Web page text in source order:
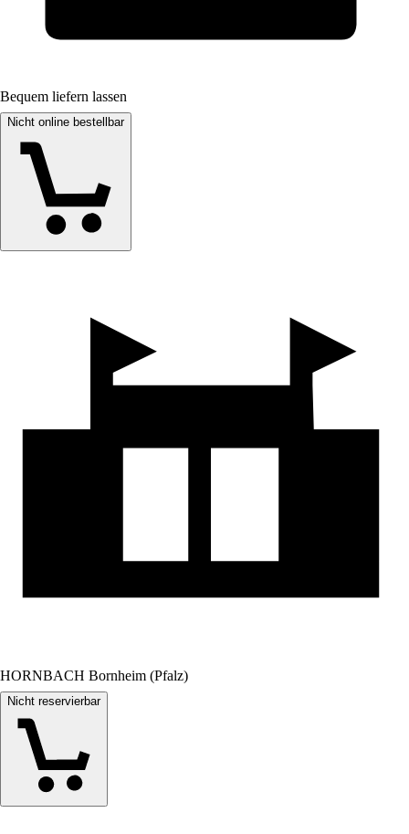
Bequem liefern lassen
Nicht online bestellbar
HORNBACH Bornheim (Pfalz)
Nicht reservierbar